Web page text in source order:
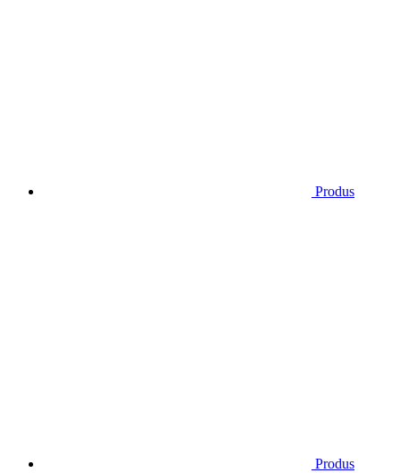
Produs
Produs